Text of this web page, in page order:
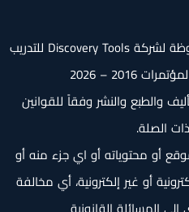
Copyright © كافة الحقوق محفوظة لشركة Discovery Tools للتدريب
2016 – 2026
والطبع والنشر وفقاً للقوانين
الصلة.
أو محتوياته أو اي جزء منه أو
أو غير إلكترونية، أي مخالفة